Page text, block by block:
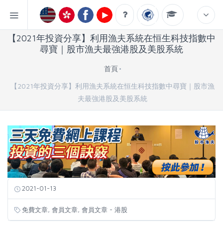
【2021年投資分享】利用漁夫系統在恒生科技指數中
尋寶｜股市漁夫最強港股及美股系統
首頁
【2021年投資分享】利用漁夫系統在恒生科技指數中尋寶｜股市漁
夫最強港股及美股系統
2021-01-13
免費文章 會員文章 會員文章 - 港股